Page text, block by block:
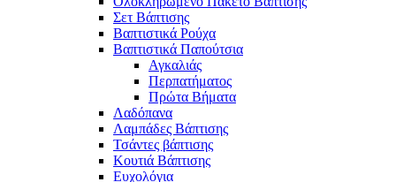
Σετ Βάπτισης
Βαπτιστικά Ρούχα
Βαπτιστικά Παπούτσια
Αγκαλιάς
Περπατήματος
Πρώτα Βήματα
Λαδόπανα
Λαμπάδες Βάπτισης
Τσάντες βάπτισης
Κουτιά Βάπτισης
Ευχολόγια